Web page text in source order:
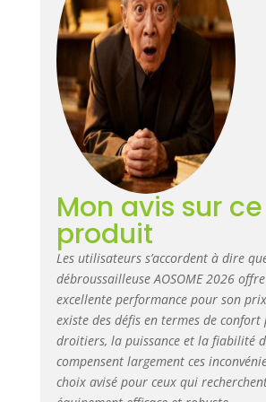
surfaces avec
efficacité,permettant aux
utilisateurs de se mettre
travail
débroussailleuse à
automatique qui s'active
simple contact du sol.
d’absorption des chocs
qualité et entretien facile
efficacement les
poignée. Conception
ergonomique à double
pour un réglage sans outil.
Équipé d’une lame à trois
et d’une tête de coupe
automatique à double fil.
filtres à air et les
peuvent être entretenus
outils, et des bobines en
nylon de haute qualité
être rapidement
Mon avis sur ce
produit
Les utilisateurs s’accordent à dire
débroussailleuse AOSOME 2026
excellente performance pour son
existe des défis en termes de confort
droitiers, la puissance et la fiabilité
compensent largement ces
choix avisé pour ceux qui